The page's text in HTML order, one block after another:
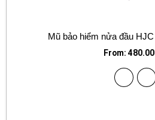
Mũ bảo hiểm nửa đầu
From: